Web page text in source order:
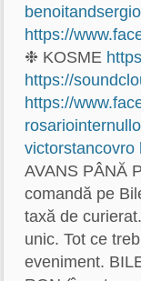
benoitandsergio
https://
❉ KOSME
https://
https://
rosariointernullo
victorstancovro
AVANS PÂNĂ
comandă pe
taxă de
unic. Tot ce
eveniment.